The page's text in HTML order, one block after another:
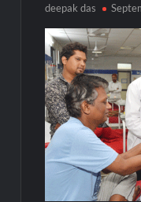
deepak das